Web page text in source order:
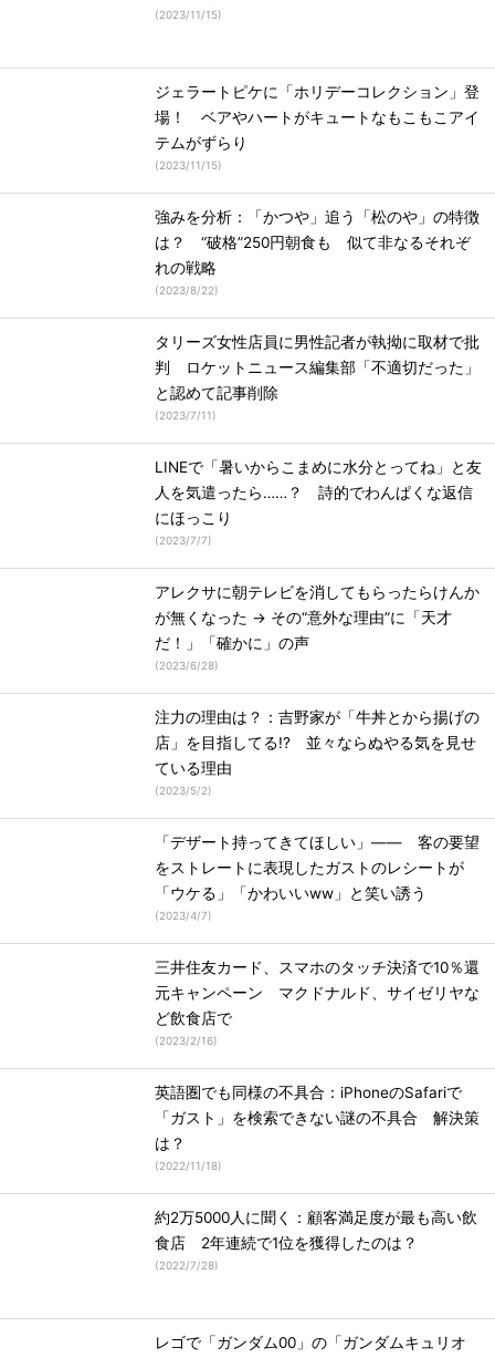
(2023/11/15)
ジェラートピケに「ホリデーコレクション」登
場！ ベアやハートがキュートなもこもこアイ
テムがずらり
(2023/11/15)
強みを分析：「かつや」追う「松のや」の特徴
は？ “破格”250円朝食も 似て非なるそれぞ
れの戦略
(2023/8/22)
タリーズ女性店員に男性記者が執拗に取材で批
判 ロケットニュース編集部「不適切だった」
と認めて記事削除
(2023/7/11)
LINEで「暑いからこまめに水分とってね」と友
人を気遣ったら……？ 詩的でわんぱくな返信
にほっこり
(2023/7/7)
アレクサに朝テレビを消してもらったらけんか
が無くなった → その“意外な理由”に「天才
だ！」「確かに」の声
(2023/6/28)
注力の理由は？：吉野家が「牛丼とから揚げの
店」を目指してる!? 並々ならぬやる気を見せ
ている理由
(2023/5/2)
「デザート持ってきてほしい」―― 客の要望
をストレートに表現したガストのレシートが
「ウケる」「かわいいww」と笑い誘う
(2023/4/7)
三井住友カード、スマホのタッチ決済で10％還
元キャンペーン マクドナルド、サイゼリヤな
ど飲食店で
(2023/2/16)
英語圏でも同様の不具合：iPhoneのSafariで
「ガスト」を検索できない謎の不具合 解決策
は？
(2022/11/18)
約2万5000人に聞く：顧客満足度が最も高い飲
食店 2年連続で1位を獲得したのは？
(2022/7/28)
レゴで「ガンダム00」の「ガンダムキュリオ